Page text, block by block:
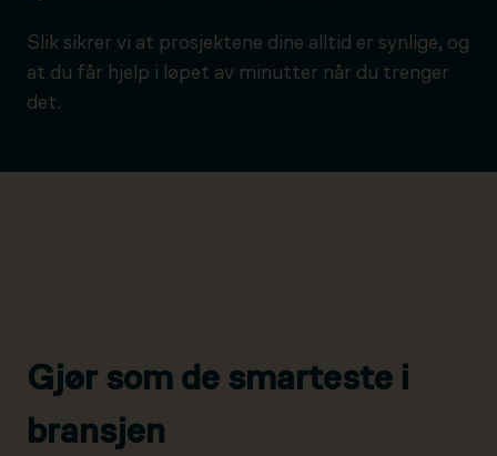
Slik sikrer vi at prosjektene dine alltid er synlige, og
at du får hjelp i løpet av minutter når du trenger
det.
Gjør som de smarteste i
bransjen